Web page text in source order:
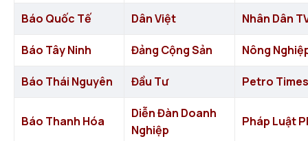
Báo Quốc Tế Dân Việt Nhân Dân
Báo Tây Ninh Đảng Cộng Sản Nông
Báo Thái Nguyên Đầu Tư Petro Times
Báo Thanh Hóa
Diễn Đàn Doanh
Nghiệp
Pháp Luật